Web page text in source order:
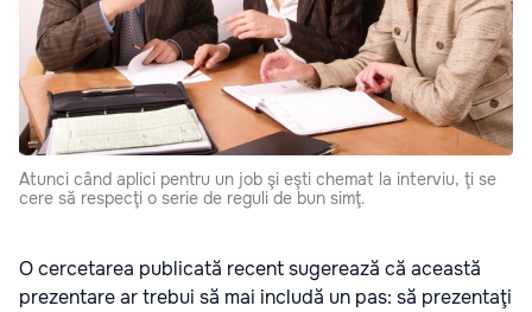
Atunci când aplici pentru un job şi eşti chemat la interviu, ţi se
cere să respecţi o serie de reguli de bun simţ.
O cercetarea publicată recent sugerează că această
prezentare ar trebui să mai includă un pas: să prezentaţi